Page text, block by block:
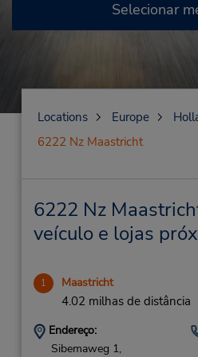
Selecionar
Locations Europe
6222 Nz Maastricht
6222 Nz
veículo e lojas
1 Maastricht
4.02 milhas de distância
Endereço:
Sibemaweg 1,